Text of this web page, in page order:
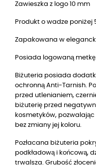
Zawieszka z logo 10 mm
Produkt o wadze poniżej
Zapakowana w
Posiada logowaną metkę.
Biżuteria posiada
ochronną Anti-Tarnish.
przed utlenianiem,
biżuterię przed
kosmetyków,
bez zmiany jej koloru.
Pozłacana biżuteria
podkładową i końcową,
trwalsza. Grubość